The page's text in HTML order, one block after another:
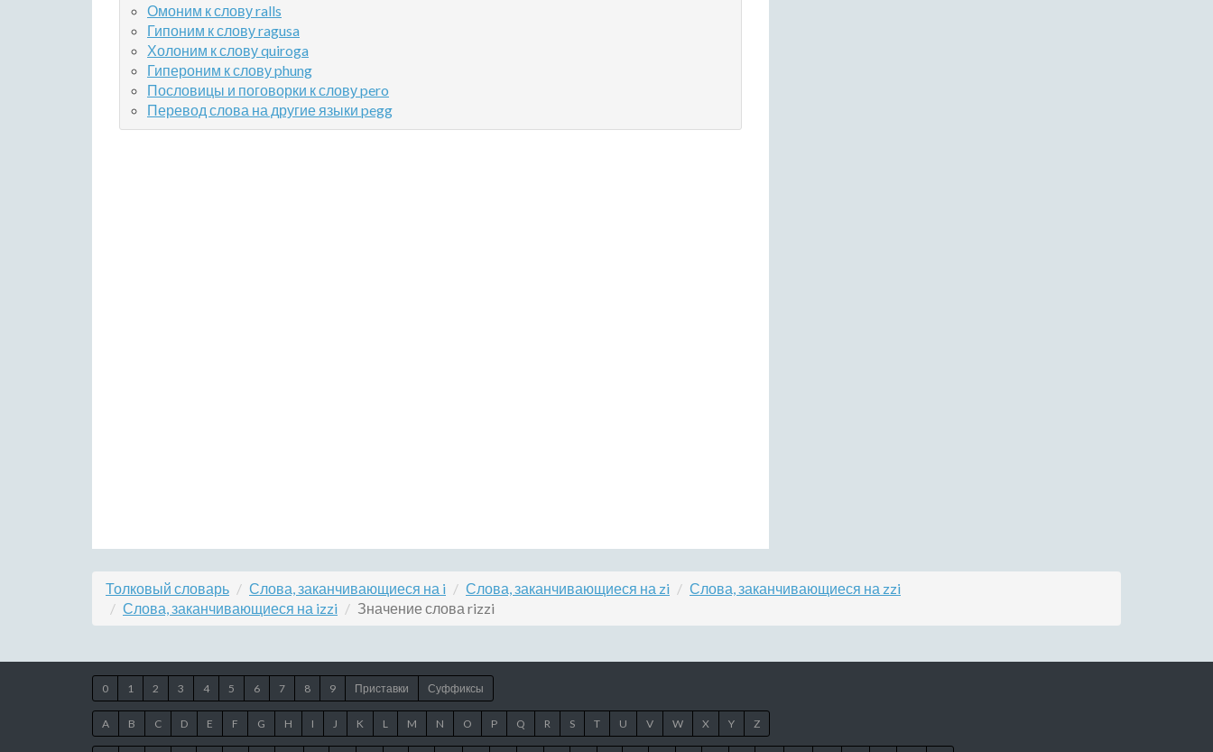
Омоним к слову ralls
Гипоним к слову ragusa
Холоним к слову quiroga
Гипероним к слову phung
Пословицы и поговорки к слову pero
Перевод слова на другие языки pegg
Толковый словарь Слова, заканчивающиеся на i Слова, заканчивающиеся на zi
Слова, заканчивающиеся на zzi
Слова, заканчивающиеся на izzi
Значение слова rizzi
0 1 2 3 4 5 6 7 8 9 Приставки Суффиксы
A B C D E F G H I J K L M N O P Q R S T U V W X Y Z